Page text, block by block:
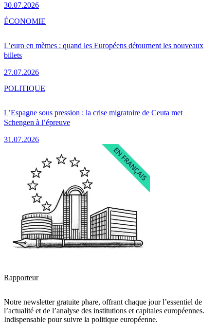
30.07.2026
L’euro en mèmes : quand les Européens détournent les nouveaux
billets
27.07.2026
ÉCONOMIE
L’Espagne sous pression : la crise migratoire de Ceuta met
Schengen à l’épreuve
31.07.2026
POLITIQUE
Rapporteur
Notre newsletter gratuite phare, offrant chaque jour l’essentiel de
l’actualité et de l’analyse des institutions et capitales européennes.
Indispensable pour suivre la politique européenne.